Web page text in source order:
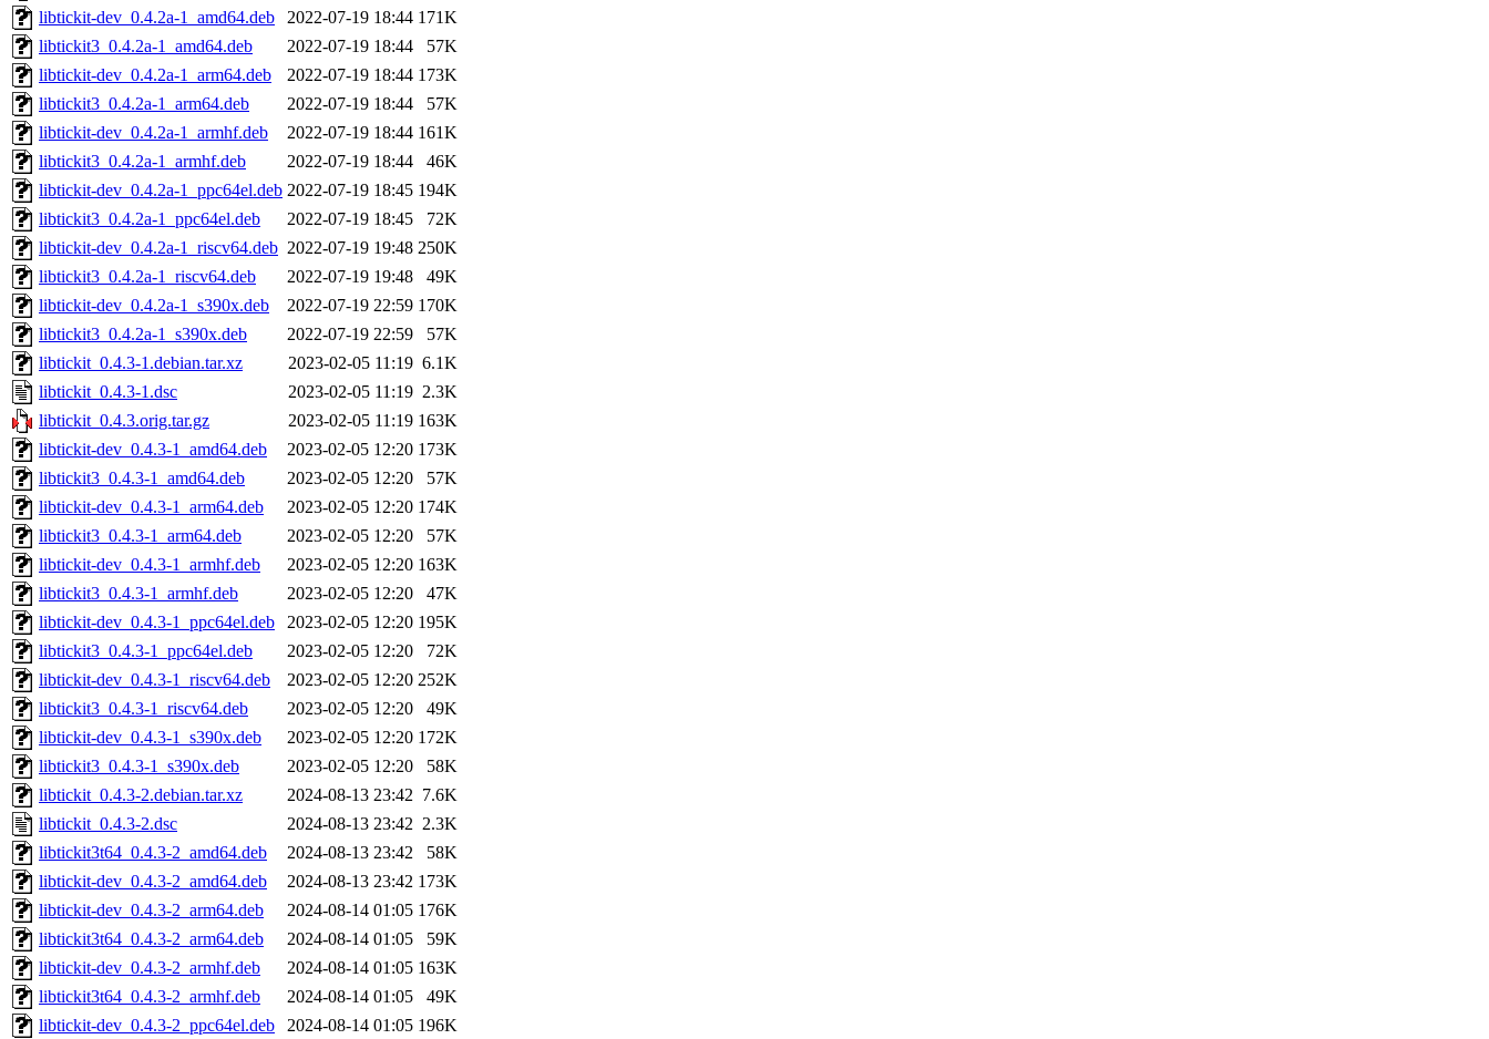
libtickit-dev_0.4.2a-1_amd64.deb
2022-07-19 18:44 171K
libtickit3_0.4.2a-1_amd64.deb
2022-07-19 18:44
57K
libtickit-dev_0.4.2a-1_arm64.deb
2022-07-19 18:44 173K
libtickit3_0.4.2a-1_arm64.deb
2022-07-19 18:44
57K
libtickit-dev_0.4.2a-1_armhf.deb
2022-07-19 18:44 161K
libtickit3_0.4.2a-1_armhf.deb
2022-07-19 18:44
46K
libtickit-dev_0.4.2a-1_ppc64el.deb 2022-07-19 18:45 194K
libtickit3_0.4.2a-1_ppc64el.deb
2022-07-19 18:45
72K
libtickit-dev_0.4.2a-1_riscv64.deb 2022-07-19 19:48 250K
libtickit3_0.4.2a-1_riscv64.deb
2022-07-19 19:48
49K
libtickit-dev_0.4.2a-1_s390x.deb
2022-07-19 22:59 170K
libtickit3_0.4.2a-1_s390x.deb
2022-07-19 22:59
57K
libtickit_0.4.3-1.debian.tar.xz
2023-02-05 11:19 6.1K
libtickit_0.4.3-1.dsc
2023-02-05 11:19 2.3K
libtickit_0.4.3.orig.tar.gz
2023-02-05 11:19 163K
libtickit-dev_0.4.3-1_amd64.deb
2023-02-05 12:20 173K
libtickit3_0.4.3-1_amd64.deb
2023-02-05 12:20
57K
libtickit-dev_0.4.3-1_arm64.deb
2023-02-05 12:20 174K
libtickit3_0.4.3-1_arm64.deb
2023-02-05 12:20
57K
libtickit-dev_0.4.3-1_armhf.deb
2023-02-05 12:20 163K
libtickit3_0.4.3-1_armhf.deb
2023-02-05 12:20
47K
libtickit-dev_0.4.3-1_ppc64el.deb
2023-02-05 12:20 195K
libtickit3_0.4.3-1_ppc64el.deb
2023-02-05 12:20
72K
libtickit-dev_0.4.3-1_riscv64.deb
2023-02-05 12:20 252K
libtickit3_0.4.3-1_riscv64.deb
2023-02-05 12:20
49K
libtickit-dev_0.4.3-1_s390x.deb
2023-02-05 12:20 172K
libtickit3_0.4.3-1_s390x.deb
2023-02-05 12:20
58K
libtickit_0.4.3-2.debian.tar.xz
2024-08-13 23:42 7.6K
libtickit_0.4.3-2.dsc
2024-08-13 23:42 2.3K
libtickit3t64_0.4.3-2_amd64.deb
2024-08-13 23:42
58K
libtickit-dev_0.4.3-2_amd64.deb
2024-08-13 23:42 173K
libtickit-dev_0.4.3-2_arm64.deb
2024-08-14 01:05 176K
libtickit3t64_0.4.3-2_arm64.deb
2024-08-14 01:05
59K
libtickit-dev_0.4.3-2_armhf.deb
2024-08-14 01:05 163K
libtickit3t64_0.4.3-2_armhf.deb
2024-08-14 01:05
49K
libtickit-dev_0.4.3-2_ppc64el.deb
2024-08-14 01:05 196K